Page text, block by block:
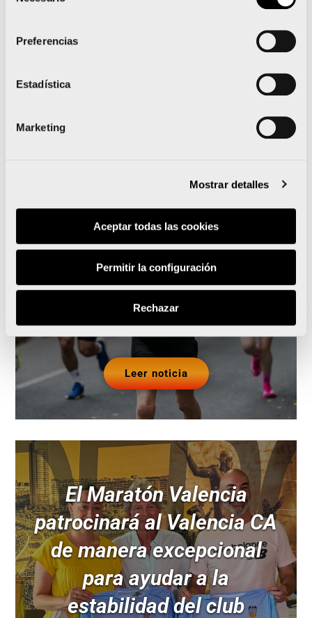
Preferencias
Estadística
Marketing
Mostrar detalles
Aceptar todas las cookies
Permitir la configuración
Rechazar
Deportivo de la Generalitat Valenciana
Runna se convierte en el
training partner del Medio
y el Maratón Valencia
Leer noticia
El Maratón Valencia
patrocinará al Valencia CA
de manera excepcional
para ayudar a la
estabilidad del club